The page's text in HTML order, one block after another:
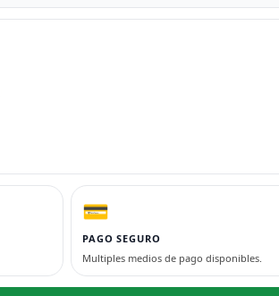
💳
PAGO SEGURO
Multiples medios de pago disponibles.